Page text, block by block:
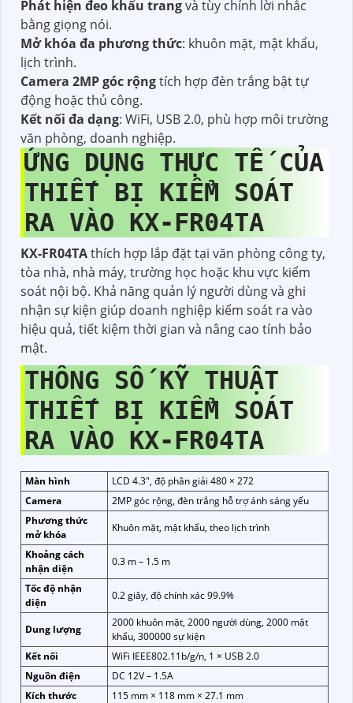
Phát hiện đeo khẩu trangvà tùy chỉnh lời nhắc
bằng giọng nói.
Mở khóa đa phương thức: khuôn mặt, mật khẩu,
lịch trình.
Camera 2MP góc rộngtích hợp đèn trắng bật tự
động hoặc thủ công.
Kết nối đa dạng: WiFi, USB 2.0, phù hợp môi trường
văn phòng, doanh nghiệp.
ỨNG DỤNG THỰC TẾ CỦA
THIẾT BỊ KIỂM SOÁT
RA VÀO KX-FR04TA
KX-FR04TAthích hợp lắp đặt tại văn phòng công ty,
tòa nhà, nhà máy, trường học hoặc khu vực kiểm
soát nội bộ. Khả năng quản lý người dùng và ghi
nhận sự kiện giúp doanh nghiệp kiểm soát ra vào
hiệu quả, tiết kiệm thời gian và nâng cao tính bảo
mật.
THÔNG SỐ KỸ THUẬT
THIẾT BỊ KIỂM SOÁT
RA VÀO KX-FR04TA
Màn hình
LCD 4.3", độ phân giải 480 × 272
Camera
2MP góc rộng, đèn trắng hỗ trợ ánh sáng yếu
Phương thức
mở khóa
Khuôn mặt, mật khẩu, theo lịch trình
Khoảng cách
nhận diện
0.3 m – 1.5 m
Tốc độ nhận
diện
0.2 giây, độ chính xác 99.9%
Dung lượng
2000 khuôn mặt, 2000 người dùng, 2000 mật
khẩu, 300000 sự kiện
Kết nối
WiFi IEEE802.11b/g/n, 1 × USB 2.0
Nguồn điện
DC 12V – 1.5A
Kích thước
115 mm × 118 mm × 27.1 mm